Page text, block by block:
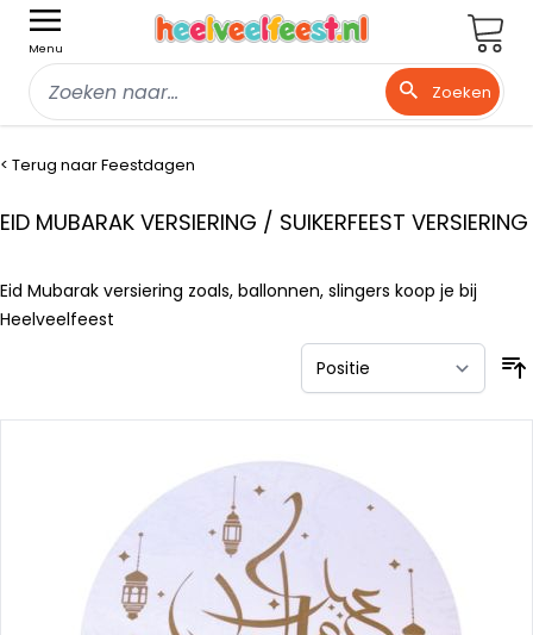
Menu
Zoeken
< Terug naar Feestdagen
EID MUBARAK VERSIERING / SUIKERFEEST VERSIERING
Eid Mubarak versiering zoals, ballonnen, slingers koop je bij
Heelveelfeest